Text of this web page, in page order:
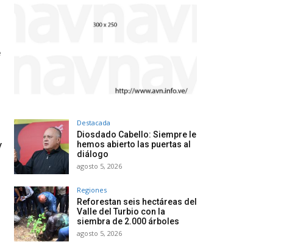
Destacada
Diosdado Cabello: Siempre le
hemos abierto las puertas al
diálogo
agosto 5, 2026
Regiones
Reforestan seis hectáreas del
Valle del Turbio con la
siembra de 2.000 árboles
agosto 5, 2026